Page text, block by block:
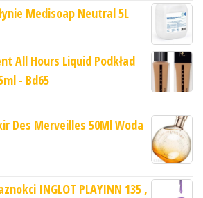
Medisoap Neutral 5L
All Hours Liquid Podkład
- Bd65
Des Merveilles 50Ml Woda
INGLOT PLAYINN 135 ,